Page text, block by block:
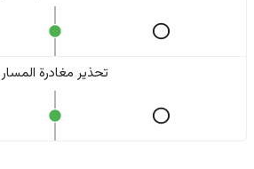
تحذير مغادرة المسار